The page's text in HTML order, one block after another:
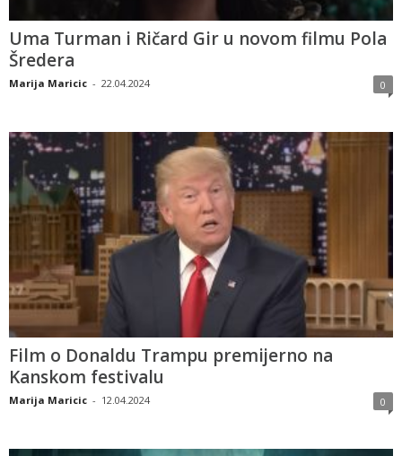
Uma Turman i Ričard Gir u novom filmu Pola
Šredera
Marija Maricic - 22.04.2024 0
Film o Donaldu Trampu premijerno na
Kanskom festivalu
Marija Maricic - 12.04.2024 0